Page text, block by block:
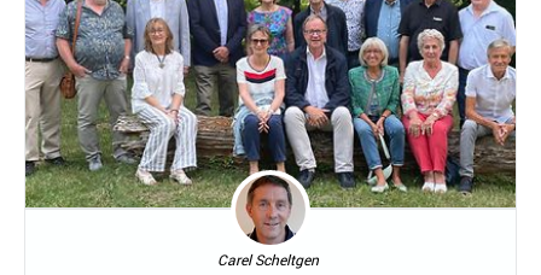
Carel Scheltgen